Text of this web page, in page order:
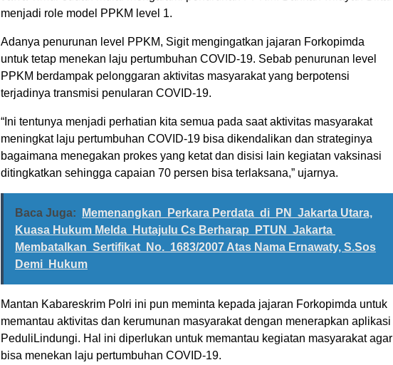
menjadi role model PPKM level 1.
Adanya penurunan level PPKM, Sigit mengingatkan jajaran Forkopimda
untuk tetap menekan laju pertumbuhan COVID-19. Sebab penurunan level
PPKM berdampak pelonggaran aktivitas masyarakat yang berpotensi
terjadinya transmisi penularan COVID-19.
“Ini tentunya menjadi perhatian kita semua pada saat aktivitas masyarakat
meningkat laju pertumbuhan COVID-19 bisa dikendalikan dan strateginya
bagaimana menegakan prokes yang ketat dan disisi lain kegiatan vaksinasi
ditingkatkan sehingga capaian 70 persen bisa terlaksana,” ujarnya.
Baca Juga:
Memenangkan Perkara Perdata di PN Jakarta Utara,
Kuasa Hukum Melda Hutajulu Cs Berharap PTUN Jakarta
Membatalkan Sertifikat No. 1683/2007 Atas Nama Ernawaty, S.Sos
Demi Hukum
Mantan Kabareskrim Polri ini pun meminta kepada jajaran Forkopimda untuk
memantau aktivitas dan kerumunan masyarakat dengan menerapkan aplikasi
PeduliLindungi. Hal ini diperlukan untuk memantau kegiatan masyarakat agar
bisa menekan laju pertumbuhan COVID-19.